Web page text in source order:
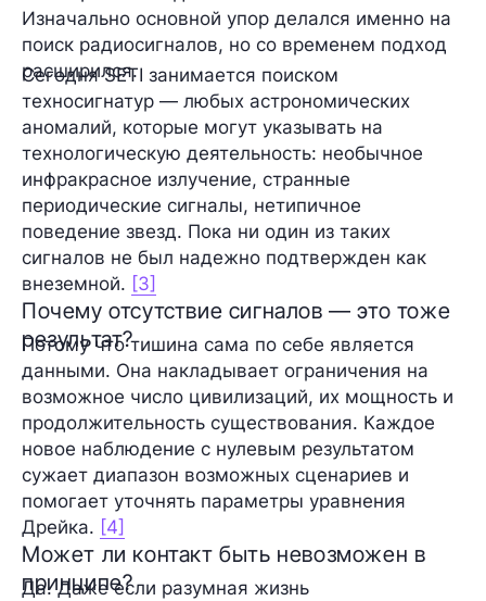
Изначально основной упор делался именно на
поиск радиосигналов, но со временем подход
расширился.
Сегодня SETI занимается поиском
техносигнатур — любых астрономических
аномалий, которые могут указывать на
технологическую деятельность: необычное
инфракрасное излучение, странные
периодические сигналы, нетипичное
поведение звезд. Пока ни один из таких
сигналов не был надежно подтвержден как
внеземной. [3]
Почему отсутствие сигналов — это тоже
результат?
Потому что тишина сама по себе является
данными. Она накладывает ограничения на
возможное число цивилизаций, их мощность и
продолжительность существования. Каждое
новое наблюдение с нулевым результатом
сужает диапазон возможных сценариев и
помогает уточнять параметры уравнения
Дрейка. [4]
Может ли контакт быть невозможен в
принципе?
Да. Даже если разумная жизнь